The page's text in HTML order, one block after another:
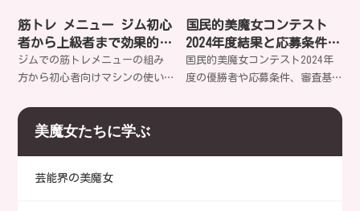
クニック、崩れにくい塗り方ま
で、プロが実践する秘訣を詳し
く解説します。あなたの肌質に
合う製品は見つかるでしょう
イドロキノンやトレチノインな
どの有効成分、レーザー治療、
セルフケア方法まで網羅的にご
紹介します。あなたに最適な治
筋トレ メニュー ジム初心
者から上級者まで効果的な
分割法とマシン活用
ジムでの筋トレメニューの組み
方から初心者向けマシンの使い
で理想のボディを目指すための
具体的なアプローチを徹底解
国民的美魔女コンテスト
2024年度結果と応募条件審
査基準特集
国民的美魔女コンテスト2024年
度の優勝者や応募条件、審査基
美魔女たちに学ぶ
芸能界の美魔女